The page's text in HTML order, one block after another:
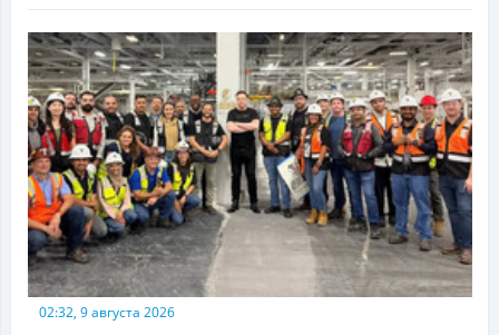
02:32, 9 августа 2026